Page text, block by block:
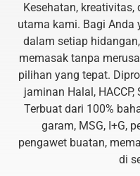
Kesehatan,
utama kami. Bagi Anda
dalam setiap
memasak tanpa
pilihan yang tepat.
jaminan Halal, HACCP,
Terbuat dari 100%
garam, MSG, I+G,
pengawet buatan,
di